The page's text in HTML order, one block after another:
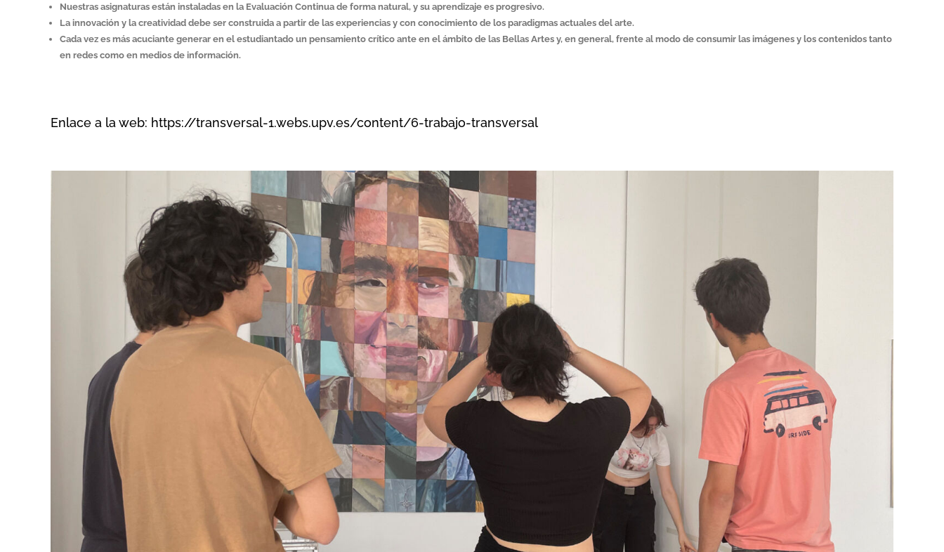
Nuestras asignaturas están instaladas en la Evaluación Continua de forma natural, y su aprendizaje es progresivo.
La innovación y la creatividad debe ser construida a partir de las experiencias y con conocimiento de los paradigmas actuales del arte.
Cada vez es más acuciante generar en el estudiantado un pensamiento crítico ante en el ámbito de las Bellas Artes y, en general, frente al modo de consumir las imágenes y los contenidos tanto
en redes como en medios de información.
Enlace a la web: https://transversal-1.webs.upv.es/content/6-trabajo-transversal